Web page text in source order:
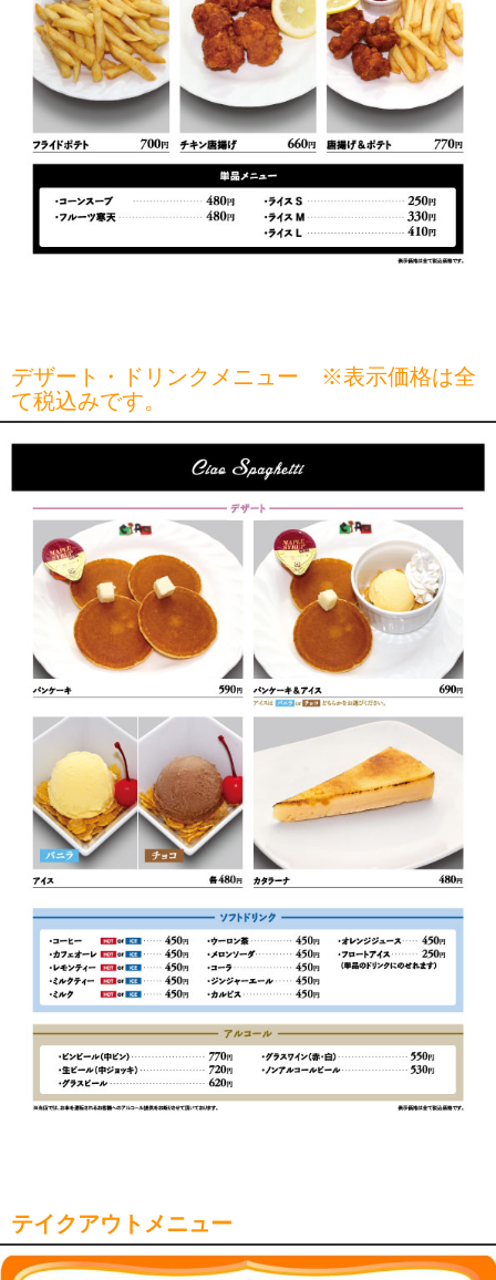
デザート・ドリンクメニュー ※表示価格は全
て税込みです。
テイクアウトメニュー